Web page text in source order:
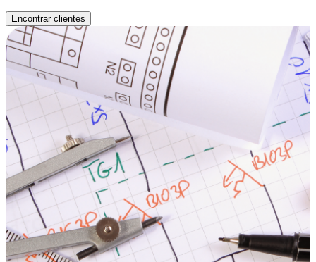
Encontrar clientes